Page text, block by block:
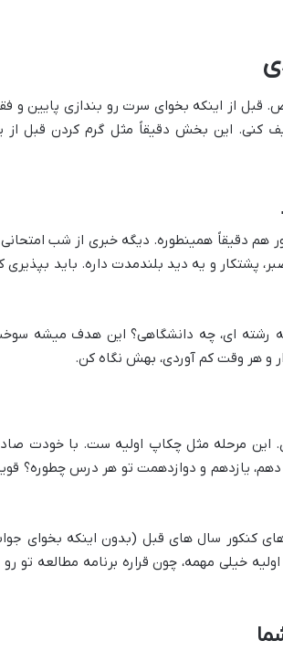
از اینکه بخوای سرت رو بندازی پایین و
کنی. این بخش دقیقاً مثل گرم کردن قبل از
هم دقیقاً همینطوره. دیگه خبری از شب
پشتکار و یه دید بلندمدت داره. باید بپذیری
رشته ای، چه دانشگاهی؟ این هدف میشه
و هر وقت کم آوردی، بهش نگاه کن.
این مرحله مثل چکاپ اولیه ست. با خودت
یازدهم و دوازدهمت تو هر درس چطوره؟
کنکور سال های قبل (بدون اینکه بخوای
خیلی مهمه، چون قراره برنامه مطالعه تو رو